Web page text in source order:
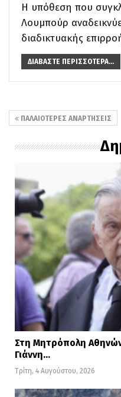
Η υπόθεση που
Λουμπούρ
διαδικτυακής
ΔΙΑΒΆΣΤΕ ΠΕΡΙΣΣΌΤΕΡΑ...
ΠΑΛΑΙΌΤΕΡΕΣ ΑΝΑΡΤΉΣΕΙΣ
Στη Μητρόπολη
Γιάννη…
Τρίτη, 4 Αυγούστου, 2026